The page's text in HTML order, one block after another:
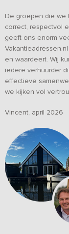
De groepen die we
correct, respectvol
geeft ons enorm
en waardeert. Wij
iedere verhuurder
effectieve
we kijken vol
Vincent, april 2026